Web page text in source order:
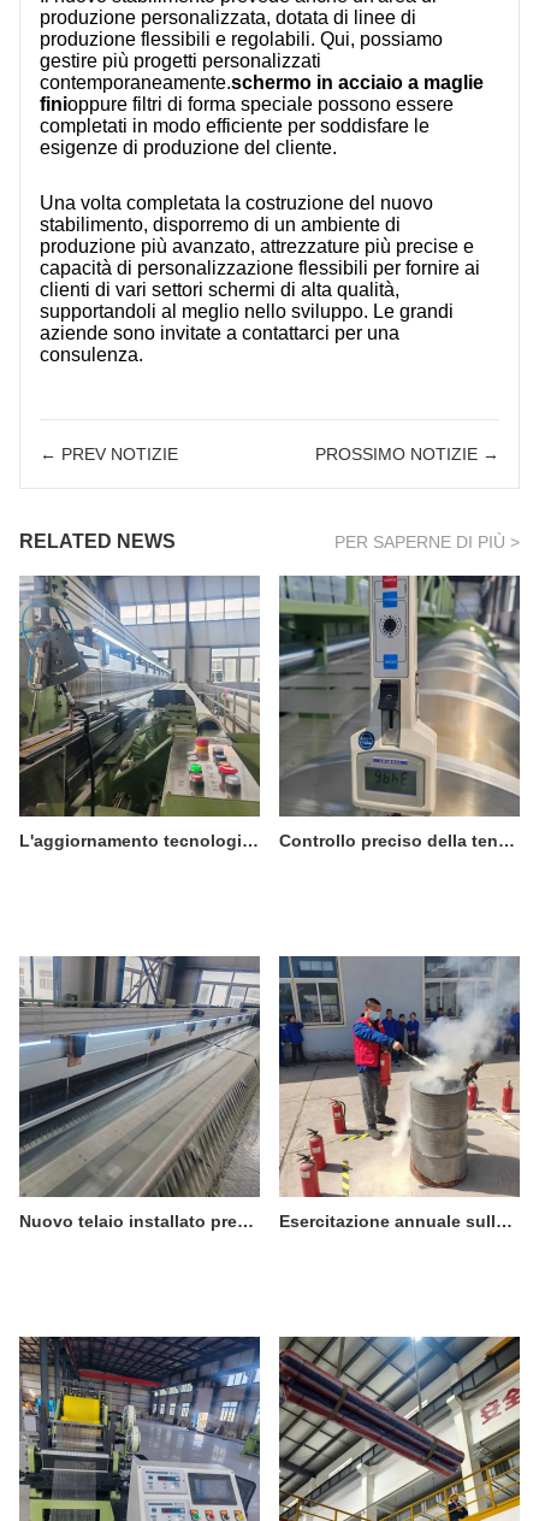
produzione personalizzata, dotata di linee di
produzione flessibili e regolabili. Qui, possiamo
gestire più progetti personalizzati
contemporaneamente.schermo in acciaio a maglie
finioppure filtri di forma speciale possono essere
completati in modo efficiente per soddisfare le
esigenze di produzione del cliente.
Una volta completata la costruzione del nuovo
stabilimento, disporremo di un ambiente di
produzione più avanzato, attrezzature più precise e
capacità di personalizzazione flessibili per fornire ai
clienti di vari settori schermi di alta qualità,
supportandoli al meglio nello sviluppo. Le grandi
aziende sono invitate a contattarci per una
consulenza.
← PREV NOTIZIE PROSSIMO NOTIZIE →
RELATED NEWS PER SAPERNE DI PIÙ >
L'aggiornamento tecnologico aumenta l'efficienza! Il nostro telaio da 8,5 m migliora la qualità e la produzione di reti PPS. Controllo preciso della tensione: la garanzia fondamentale della qualità delle maglie PPS di Shuguang Netting.
Nuovo telaio installato presso la Shenyang Shuguang Wire Mesh Co., Ltd. – Maggiore capacità e migliore qualità Esercitazione annuale sulla sicurezza antincendio organizzata da Shenyang Shuguang Net Industry Co., Ltd.